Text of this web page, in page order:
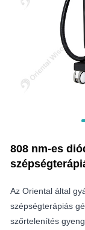
808 nm-es
Az Oriental által
szépségterápiás
szőrtelenítés